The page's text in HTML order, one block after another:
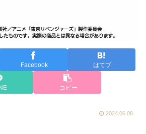
Facebook はてブ
コピー
2024.06.08